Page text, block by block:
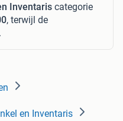
Inventaris categorie
, terwijl de
en Inventaris